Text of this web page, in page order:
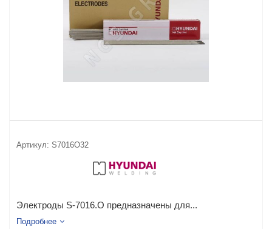
Артикул: S7016O32
Электроды S-7016.O предназначены для...
Подробнее